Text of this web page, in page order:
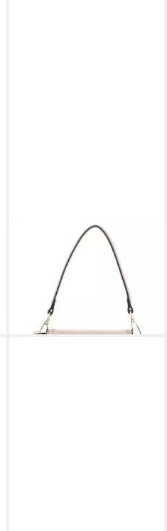
VALENTINO BAGS
Handtasche Queens
UVP
lieferbar - in 2-3 Werktagen bei dir